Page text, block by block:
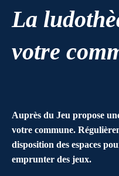
La
votre
Auprès du Jeu propose
votre commune.
disposition des espaces
emprunter des jeux.